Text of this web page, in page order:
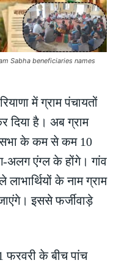
Sabha beneficiaries names
में ग्राम पंचायतों
दिया है। अब ग्राम
सभा के कम से कम 10
अलग एंग्ल के होंगे। गांव
के नाम ग्राम
इससे फर्जीवाड़े
फरवरी के बीच पांच